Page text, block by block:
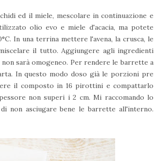
ed il miele, mescolare in continuazione e
olio evo e miele d'acacia, ma potete
In una terrina mettere l'avena, la crusca, le
il tutto. Aggiungere agli ingredienti
sarà omogeneo. Per rendere le barrette a
In questo modo doso già le porzioni pre
il composto in 16 pirottini e compattarlo
non superi i 2 cm. Mi raccomando lo
non asciugare bene le barrette all'interno.